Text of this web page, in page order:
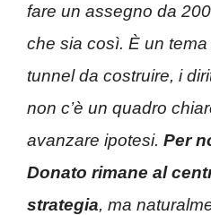
fare un assegno da
che sia così. È un tema
tunnel da costruire, i
non c’è un quadro
avanzare ipotesi. Per
Donato rimane al
strategia, ma